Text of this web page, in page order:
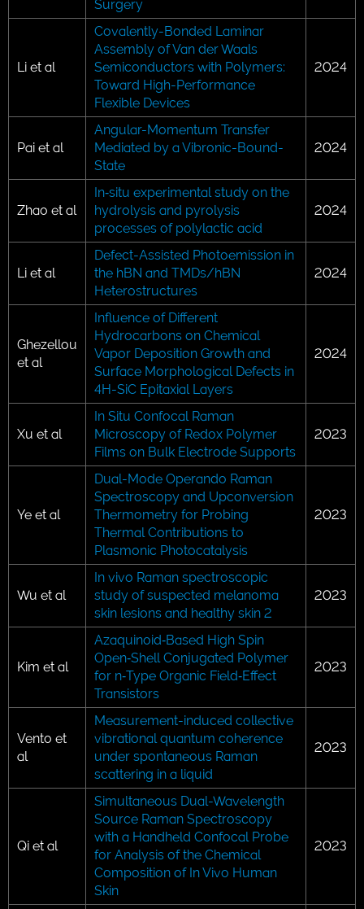
Surgery
Li et al
Covalently-Bonded Laminar
Assembly of Van der Waals
Semiconductors with Polymers:
Toward High-Performance
Flexible Devices
2024
Pai et al
Angular-Momentum Transfer
Mediated by a Vibronic-Bound-
State
2024
Zhao et al
In‐situ experimental study on the
hydrolysis and pyrolysis
processes of polylactic acid
2024
Li et al
Defect-Assisted Photoemission in
the hBN and TMDs/hBN
Heterostructures
2024
Ghezellou
et al
Influence of Different
Hydrocarbons on Chemical
Vapor Deposition Growth and
Surface Morphological Defects in
4H-SiC Epitaxial Layers
2024
Xu et al
In Situ Confocal Raman
Microscopy of Redox Polymer
Films on Bulk Electrode Supports
2023
Ye et al
Dual-Mode Operando Raman
Spectroscopy and Upconversion
Thermometry for Probing
Thermal Contributions to
Plasmonic Photocatalysis
2023
Wu et al
In vivo Raman spectroscopic
study of suspected melanoma
skin lesions and healthy skin 2
2023
Kim et al
Azaquinoid‐Based High Spin
Open‐Shell Conjugated Polymer
for n‐Type Organic Field‐Effect
Transistors
2023
Vento et
al
Measurement-induced collective
vibrational quantum coherence
under spontaneous Raman
scattering in a liquid
2023
Qi et al
Simultaneous Dual-Wavelength
Source Raman Spectroscopy
with a Handheld Confocal Probe
for Analysis of the Chemical
Composition of In Vivo Human
Skin
2023